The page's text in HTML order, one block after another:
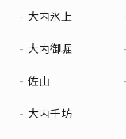
大内氷上
大内御堀
佐山
大内千坊